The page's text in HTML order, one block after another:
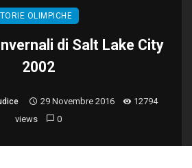
OLIMPICHE
di Salt Lake City
2002
29 Novembre 2016
12794
views
0